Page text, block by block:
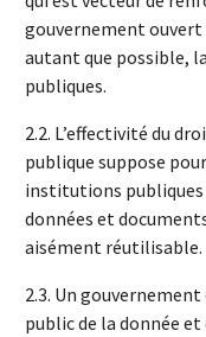
gouvernement ouvert
autant que possible,
publiques.
2.2. L’effectivité du
publique suppose
institutions
données et
aisément réutilisable.
2.3. Un
public de la donnée